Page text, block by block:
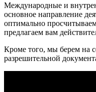
Международные и
основное направление
оптимально
предлагаем вам
Кроме того, мы берем на
разрешительной